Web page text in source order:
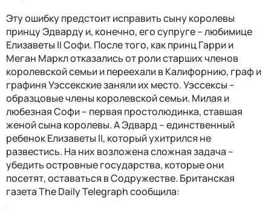
Эту ошибку предстоит исправить сыну королевы
принцу Эдварду и, конечно, его супруге – любимице
Елизаветы II Софи. После того, как принц Гарри и
Меган Маркл отказались от роли старших членов
королевской семьи и переехали в Калифорнию, граф и
графиня Уэссекские заняли их место. Уэссексы –
образцовые члены королевской семьи. Милая и
любезная Софи – первая простолюдинка, ставшая
женой сына королевы. А Эдвард – единственный
ребенок Елизаветы II, который ухитрился не
развестись. На них возложена сложная задача –
убедить островные государства, которые они
посетят, оставаться в Содружестве. Британская
газета The Daily Telegraph сообщила: